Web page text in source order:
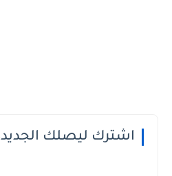
اشترك ليصلك الجديد